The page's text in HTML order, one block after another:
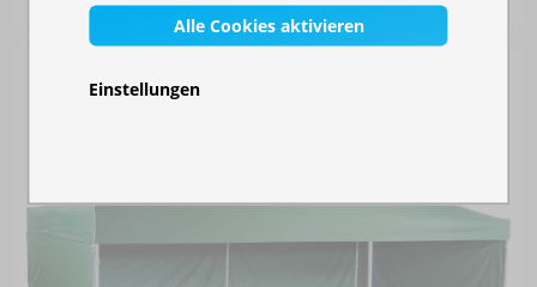
Alle Cookies aktivieren
Einstellungen